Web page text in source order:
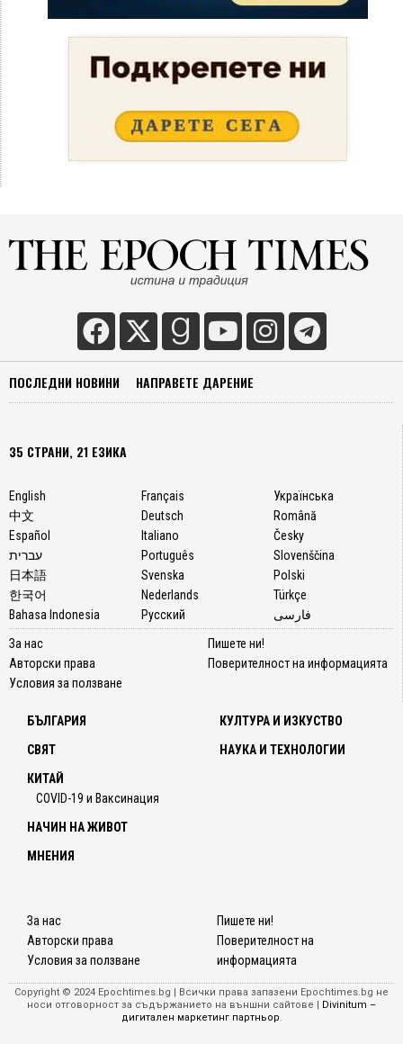
ПОСЛЕДНИ НОВИНИ НАПРАВЕТЕ ДАРЕНИЕ
35 СТРАНИ, 21 ЕЗИКА
English
中文
Español
עברית
日本語
한국어
Bahasa Indonesia
Français
Deutsch
Italiano
Português
Svenska
Nederlands
Русский
Українська
Română
Česky
Slovenščina
Polski
Türkçe
فارسی
За нас
Авторски права
Условия за ползване
Пишете ни!
Поверителност на информацията
БЪЛГАРИЯ
СВЯТ
КИТАЙ
COVID-19 и Ваксинация
КУЛТУРА И ИЗКУСТВО
НАУКА И ТЕХНОЛОГИИ
НАЧИН НА ЖИВОТ
МНЕНИЯ
За нас
Авторски права
Условия за ползване
Пишете ни!
Поверителност на
информацията
Copyright © 2024 Epochtimes.bg | Всички права запазени Epochtimes.bg не
носи отговорност за съдържанието на външни сайтове | Divinitum –
дигитален маркетинг партньор.